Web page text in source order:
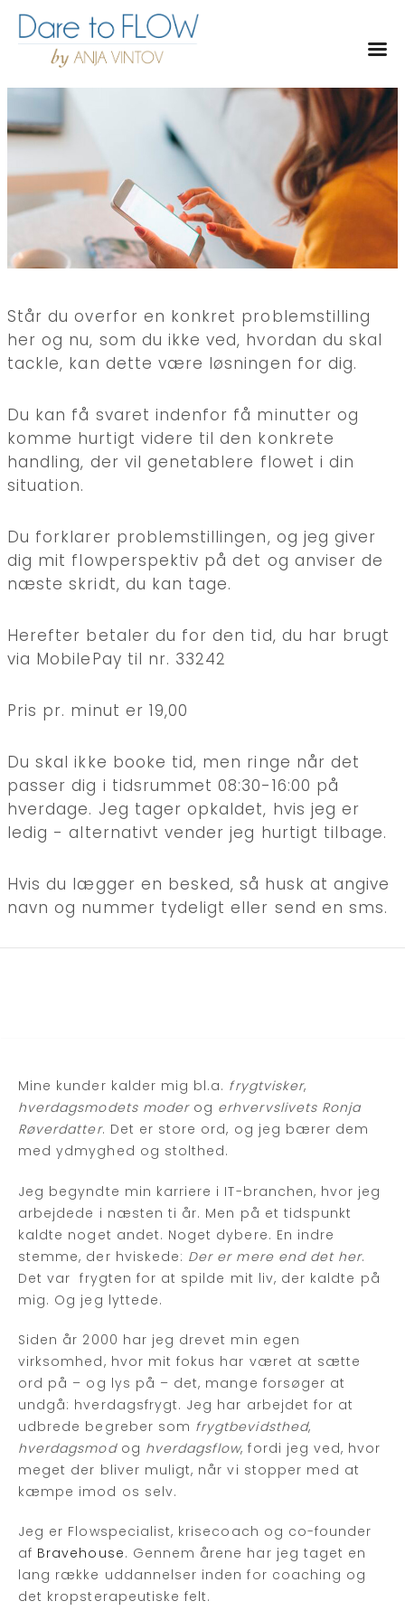
Står du overfor en konkret problemstilling
her og nu, som du ikke ved, hvordan du skal
tackle, kan dette være løsningen for dig.
Du kan få svaret indenfor få minutter og
komme hurtigt videre til den konkrete
handling, der vil genetablere flowet i din
situation.
Du forklarer problemstillingen, og jeg giver
dig mit flowperspektiv på det og anviser de
næste skridt, du kan tage.
Herefter betaler du for den tid, du har brugt
via MobilePay til nr. 33242
Pris pr. minut er 19,00
Du skal ikke booke tid, men ringe når det
passer dig i tidsrummet 08:30-16:00 på
hverdage. Jeg tager opkaldet, hvis jeg er
ledig - alternativt vender jeg hurtigt tilbage.
Hvis du lægger en besked, så husk at angive
navn og nummer tydeligt eller send en sms.
Mine kunder kalder mig bl.a. frygtvisker,
hverdagsmodets moderog erhvervslivets Ronja
Røverdatter. Det er store ord, og jeg bærer dem
med ydmyghed og stolthed.
Jeg begyndte min karriere i IT-branchen, hvor jeg
arbejdede i næsten ti år. Men på et tidspunkt
kaldte noget andet. Noget dybere. En indre
stemme, der hviskede: Der er mere end det her.
Det var frygten for at spilde mit liv, der kaldte på
mig. Og jeg lyttede.
Siden år 2000 har jeg drevet min egen
virksomhed, hvor mit fokus har været at sætte
ord på – og lys på – det, mange forsøger at
undgå: hverdagsfrygt. Jeg har arbejdet for at
udbrede begreber som frygtbevidsthed,
hverdagsmodog hverdagsflow, fordi jeg ved, hvor
meget der bliver muligt, når vi stopper med at
kæmpe imod os selv.
Jeg er Flowspecialist, krisecoach og co-founder
af Bravehouse. Gennem årene har jeg taget en
lang række uddannelser inden for coaching og
det kropsterapeutiske felt.